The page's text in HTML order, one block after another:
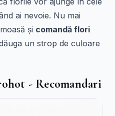
ai nevoie. Nu mai
și comandă flori
un strop de culoare
- Recomandari